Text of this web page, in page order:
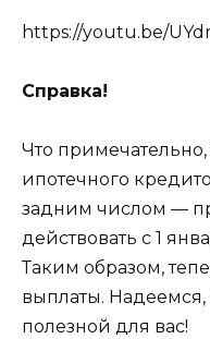
https://youtu.be/
Справка!
Что
ипотечного
задним числом —
действовать с 1
Таким образом,
выплаты. Надеемся,
полезной для вас!